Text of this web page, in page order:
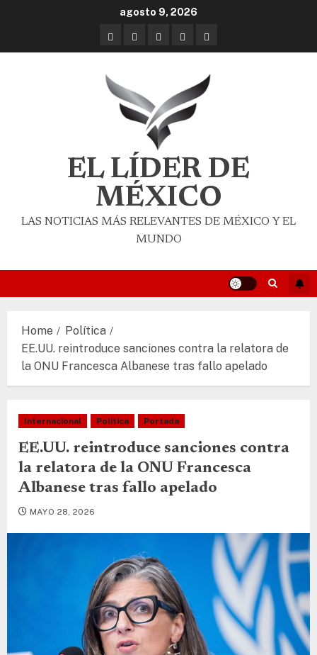
agosto 9, 2026
EL LÍDER DE
MÉXICO
LAS NOTICIAS MÁS RELEVANTES DE MÉXICO Y EL
MUNDO
Home
Política
EE.UU. reintroduce sanciones contra la relatora de
la ONU Francesca Albanese tras fallo apelado
Internacional Política Portada
EE.UU. reintroduce sanciones contra
la relatora de la ONU Francesca
Albanese tras fallo apelado
MAYO 28, 2026